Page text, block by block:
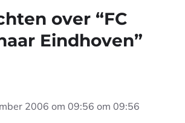
over “FC
Eindhoven”
2006 om 09:56 om 09:56